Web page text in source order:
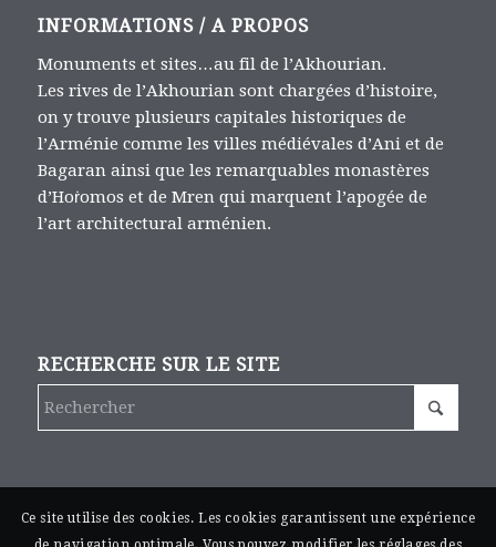
INFORMATIONS / A PROPOS
Monuments et sites…au fil de l’Akhourian.
Les rives de l’Akhourian sont chargées d’histoire,
on y trouve plusieurs capitales historiques de
l’Arménie comme les villes médiévales d’Ani et de
Bagaran ainsi que les remarquables monastères
d’Hoṙomos et de Mren qui marquent l’apogée de
l’art architectural arménien.
RECHERCHE SUR LE SITE
Ce site utilise des cookies. Les cookies garantissent une expérience